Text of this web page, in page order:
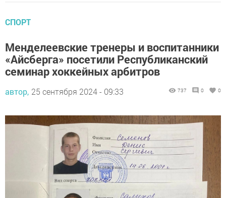
СПОРТ
Менделеевские тренеры и воспитанники
«Айсберга» посетили Республиканский
семинар хоккейных арбитров
автор, 25 сентября 2024 - 09:33 737 0 0